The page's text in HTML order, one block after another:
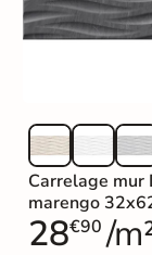
Carrelage mur
marengo
28€90 /